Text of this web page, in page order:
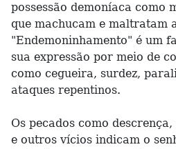
possessão demoníaca como
que machucam e maltratam
"Endemoninhamento" é um
sua expressão por meio de
como cegueira, surdez,
ataques repentinos.
Os pecados como
e outros vícios indicam o